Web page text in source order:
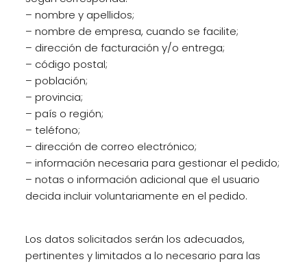
– nombre y apellidos;
– nombre de empresa, cuando se facilite;
– dirección de facturación y/o entrega;
– código postal;
– población;
– provincia;
– país o región;
– teléfono;
– dirección de correo electrónico;
– información necesaria para gestionar el pedido;
– notas o información adicional que el usuario
decida incluir voluntariamente en el pedido.
Los datos solicitados serán los adecuados,
pertinentes y limitados a lo necesario para las